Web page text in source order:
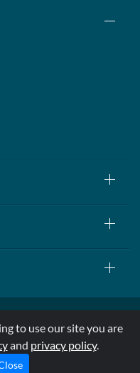
| All Rights Reserved
evaluadas por la FDA
to use our site you are
and privacy policy.